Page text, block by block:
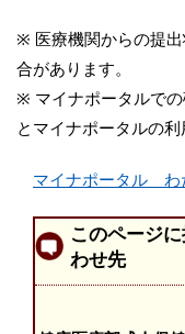
※ 医療機関からの提
合があります。
※ マイナポータルで
とマイナポータルの利
マイナポータル わ
このページ
わせ先